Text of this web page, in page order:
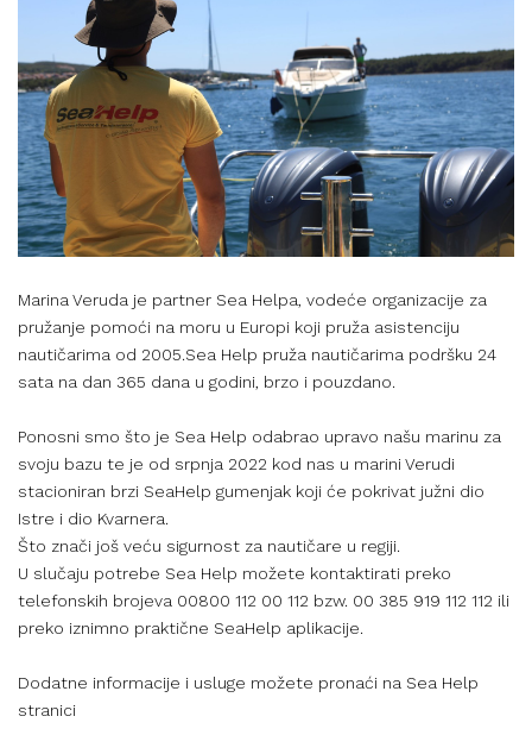
Marina Veruda je partner Sea Helpa, vodeće organizacije za
pružanje pomoći na moru u Europi koji pruža asistenciju
nautičarima od 2005.Sea Help pruža nautičarima podršku 24
sata na dan 365 dana u godini, brzo i pouzdano.
Ponosni smo što je Sea Help odabrao upravo našu marinu za
svoju bazu te je od srpnja 2022 kod nas u marini Verudi
stacioniran brzi SeaHelp gumenjak koji će pokrivat južni dio
Istre i dio Kvarnera.
Što znači još veću sigurnost za nautičare u regiji.
U slučaju potrebe Sea Help možete kontaktirati preko
telefonskih brojeva 00800 112 00 112 bzw. 00 385 919 112 112 ili
preko iznimno praktične SeaHelp aplikacije.
Dodatne informacije i usluge možete pronaći na Sea Help
stranici